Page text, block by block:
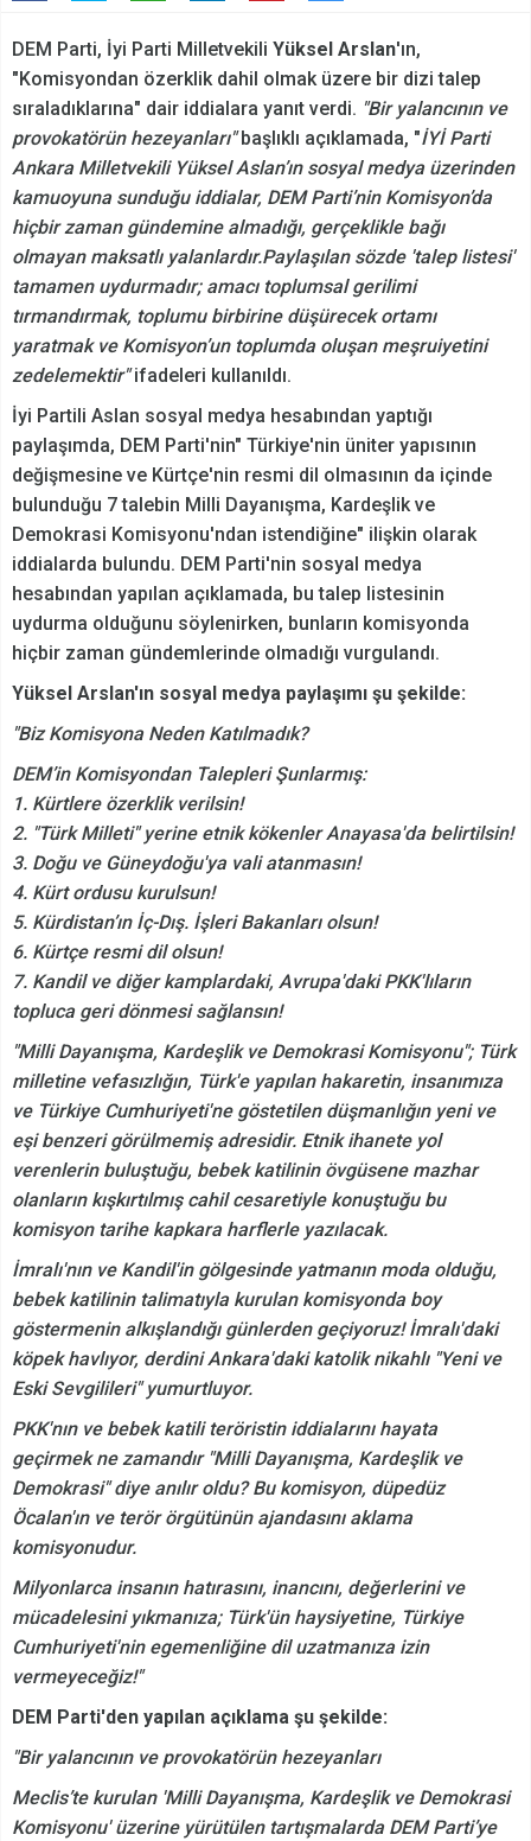
DEM Parti, İyi Parti Milletvekili Yüksel Arslan'ın,
"Komisyondan özerklik dahil olmak üzere bir dizi talep
sıraladıklarına" dair iddialara yanıt verdi. "Bir yalancının ve
provokatörün hezeyanları"başlıklı açıklamada, "İYİ Parti
Ankara Milletvekili Yüksel Aslan’ın sosyal medya üzerinden
kamuoyuna sunduğu iddialar, DEM Parti’nin Komisyon’da
hiçbir zaman gündemine almadığı, gerçeklikle bağı
olmayan maksatlı yalanlardır.Paylaşılan sözde 'talep listesi'
tamamen uydurmadır; amacı toplumsal gerilimi
tırmandırmak, toplumu birbirine düşürecek ortamı
yaratmak ve Komisyon’un toplumda oluşan meşruiyetini
zedelemektir"ifadeleri kullanıldı.
İyi Partili Aslan sosyal medya hesabından yaptığı
paylaşımda, DEM Parti'nin" Türkiye'nin üniter yapısının
değişmesine ve Kürtçe'nin resmi dil olmasının da içinde
bulunduğu 7 talebin Milli Dayanışma, Kardeşlik ve
Demokrasi Komisyonu'ndan istendiğine" ilişkin olarak
iddialarda bulundu. DEM Parti'nin sosyal medya
hesabından yapılan açıklamada, bu talep listesinin
uydurma olduğunu söylenirken, bunların komisyonda
hiçbir zaman gündemlerinde olmadığı vurgulandı.
Yüksel Arslan'ın sosyal medya paylaşımı şu şekilde:
"Biz Komisyona Neden Katılmadık?
DEM’in Komisyondan Talepleri Şunlarmış:
1. Kürtlere özerklik verilsin!
2. "Türk Milleti" yerine etnik kökenler Anayasa'da belirtilsin!
3. Doğu ve Güneydoğu'ya vali atanmasın!
4. Kürt ordusu kurulsun!
5. Kürdistan’ın İç-Dış. İşleri Bakanları olsun!
6. Kürtçe resmi dil olsun!
7. Kandil ve diğer kamplardaki, Avrupa'daki PKK'lıların
topluca geri dönmesi sağlansın!
"Milli Dayanışma, Kardeşlik ve Demokrasi Komisyonu"; Türk
milletine vefasızlığın, Türk'e yapılan hakaretin, insanımıza
ve Türkiye Cumhuriyeti'ne göstetilen düşmanlığın yeni ve
eşi benzeri görülmemiş adresidir. Etnik ihanete yol
verenlerin buluştuğu, bebek katilinin övgüsene mazhar
olanların kışkırtılmış cahil cesaretiyle konuştuğu bu
komisyon tarihe kapkara harflerle yazılacak.
İmralı'nın ve Kandil'in gölgesinde yatmanın moda olduğu,
bebek katilinin talimatıyla kurulan komisyonda boy
göstermenin alkışlandığı günlerden geçiyoruz! İmralı'daki
köpek havlıyor, derdini Ankara'daki katolik nikahlı "Yeni ve
Eski Sevgilileri" yumurtluyor.
PKK'nın ve bebek katili teröristin iddialarını hayata
geçirmek ne zamandır "Milli Dayanışma, Kardeşlik ve
Demokrasi" diye anılır oldu? Bu komisyon, düpedüz
Öcalan'ın ve terör örgütünün ajandasını aklama
komisyonudur.
Milyonlarca insanın hatırasını, inancını, değerlerini ve
mücadelesini yıkmanıza; Türk'ün haysiyetine, Türkiye
Cumhuriyeti'nin egemenliğine dil uzatmanıza izin
vermeyeceğiz!"
DEM Parti'den yapılan açıklama şu şekilde:
"Bir yalancının ve provokatörün hezeyanları
Meclis’te kurulan 'Milli Dayanışma, Kardeşlik ve Demokrasi
Komisyonu' üzerine yürütülen tartışmalarda DEM Parti’ye